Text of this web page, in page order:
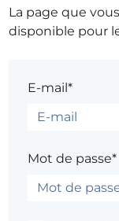
La page que
disponible pour
E-mail*
Mot de passe*